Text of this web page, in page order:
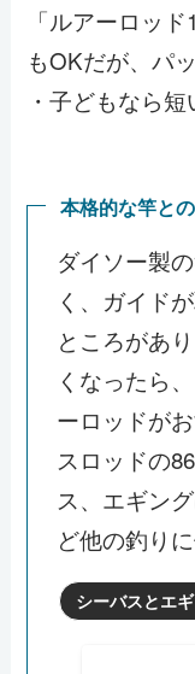
「ルアーロッ
もOKだが、パ
・子どもなら
本格的な竿と
ダイソー製
く、ガイド
ところがあ
くなったら
ーロッドが
スロッドの
ス、エギン
ど他の釣りに
シーバスとエ